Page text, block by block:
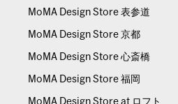
MoMA Design Store 表参道
MoMA Design Store 京都
MoMA Design Store 心斎橋
MoMA Design Store 福岡
MoMA Design Store at ロフト